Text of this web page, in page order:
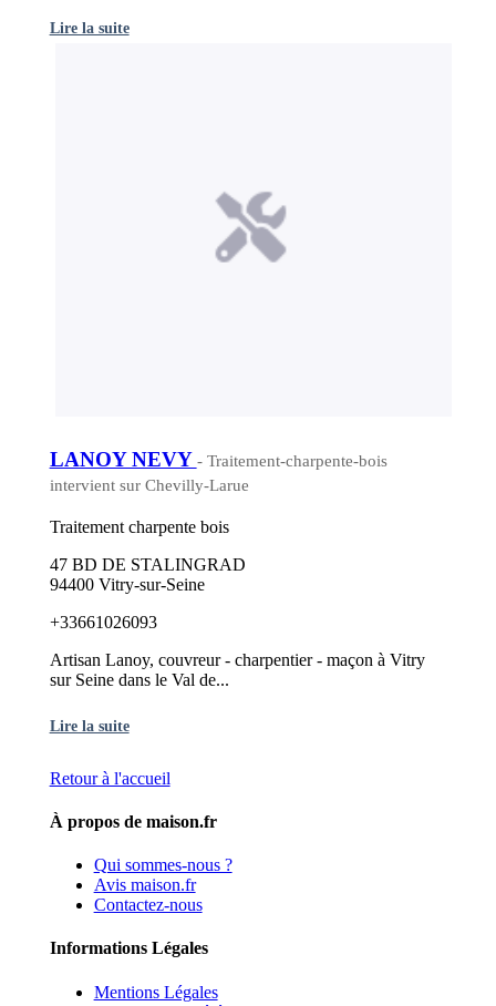
Lire la suite
LANOY NEVY - Traitement-charpente-bois
intervient sur Chevilly-Larue
Traitement charpente bois
47 BD DE STALINGRAD
94400 Vitry-sur-Seine
+33661026093
Artisan Lanoy, couvreur - charpentier - maçon à Vitry
sur Seine dans le Val de...
Lire la suite
Retour à l'accueil
À propos de maison.fr
Qui sommes-nous ?
Avis maison.fr
Contactez-nous
Informations Légales
Mentions Légales